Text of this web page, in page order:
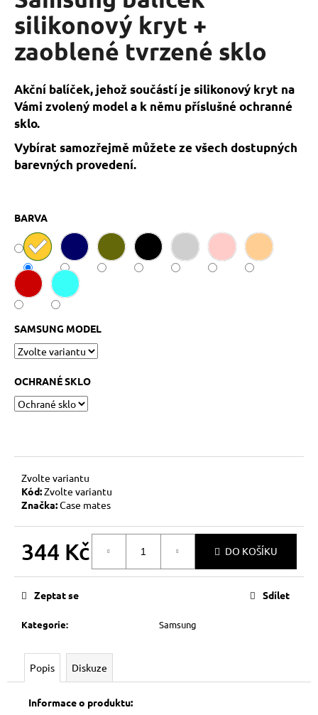
z
hvězdiček.
silikonový kryt +
zaoblené tvrzené sklo
Akční balíček, jehož součástí je silikonový kryt na
Vámi zvolený model a k němu příslušné ochranné
sklo.
Vybírat samozřejmě můžete ze všech dostupných
barevných provedení.
BARVA
SAMSUNG MODEL
OCHRANÉ SKLO
Zvolte variantu
Kód:Zvolte variantu
Značka:Case mates
344 Kč DO KOŠÍKU
Kategorie: Samsung
Zeptat se Sdílet
Popis Diskuze
Informace o produktu:
a
j
í
?
HLEDAT
D
o
p
o
r
u
č
u
j
m
e